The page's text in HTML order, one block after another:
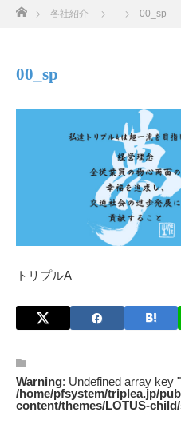
ホーム
各社紹介 00_sp
00_sp
トリプルA
Warning: Undefined array key
/home/pfsystem/triplea.jp/
content/themes/LOTUS-